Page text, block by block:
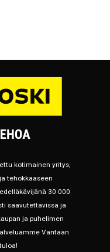
kotimainen yritys,
tehokkaaseen
30 000
saavutettavissa ja
ja puhelimen
Vantaan